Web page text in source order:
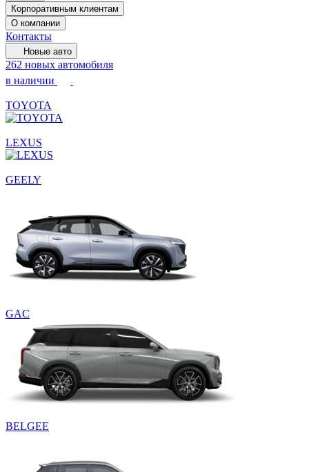
Корпоративным клиентам
О компании
Контакты
Новые авто
262 новых автомобиля
в наличии
TOYOTA
LEXUS
GEELY
GAC
BELGEE